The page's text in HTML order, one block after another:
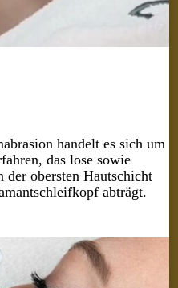
handelt es sich um
das lose sowie
der obersten Hautschicht
abträgt.